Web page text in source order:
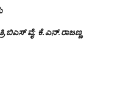
ಬಿಎಸ್ ವೈ: ಕೆ.ಎನ್.ರಾಜಣ್ಣ